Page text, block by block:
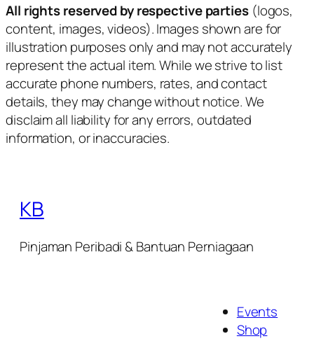
All rights reserved by respective parties(logos,
content, images, videos). Images shown are for
illustration purposes only and may not accurately
represent the actual item. While we strive to list
accurate phone numbers, rates, and contact
details, they may change without notice. We
disclaim all liability for any errors, outdated
information, or inaccuracies.
KB
Pinjaman Peribadi & Bantuan Perniagaan
Events
Shop